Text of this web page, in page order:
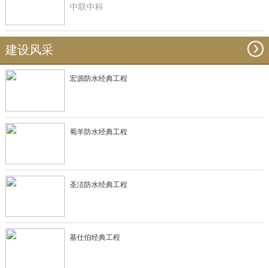
中联中科
建设风采
宏源防水经典工程
蜀羊防水经典工程
圣洁防水经典工程
基仕伯经典工程